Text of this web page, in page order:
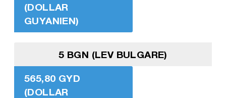
(DOLLAR
GUYANIEN)
5 BGN (LEV BULGARE)
565,80 GYD
(DOLLAR